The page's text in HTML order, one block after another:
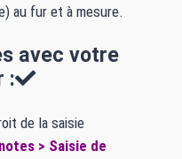
au fur et à mesure.
avec votre
:
de la saisie
> Saisie de